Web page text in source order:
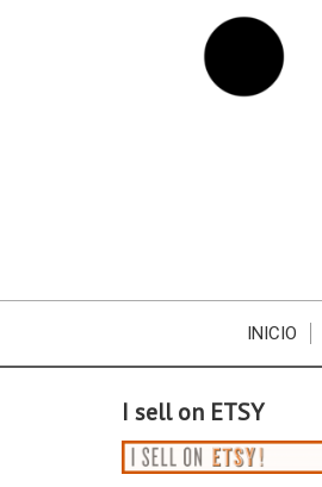
INICIO
I sell on ETSY